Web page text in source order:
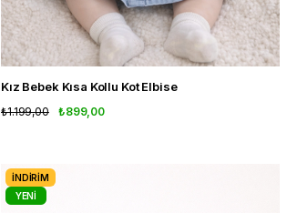
Kız Bebek Kısa Kollu Kot Elbise
₺899,00
₺1.199,00
İNDIRIM
YENI